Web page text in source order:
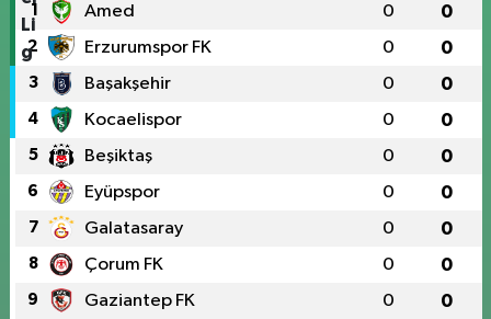
1 Amed 0 0
2 Erzurumspor FK 0 0
3 Başakşehir 0 0
4 Kocaelispor 0 0
5 Beşiktaş 0 0
6 Eyüpspor 0 0
7 Galatasaray 0 0
8 Çorum FK 0 0
9 Gaziantep FK 0 0